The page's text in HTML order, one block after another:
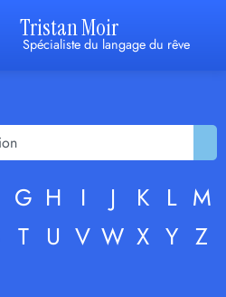
Tristan Moir
Spécialiste du langage du rêve
G H I J K L M
T U V W X Y Z